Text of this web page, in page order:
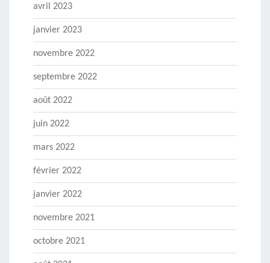
avril 2023
janvier 2023
novembre 2022
septembre 2022
août 2022
juin 2022
mars 2022
février 2022
janvier 2022
novembre 2021
octobre 2021